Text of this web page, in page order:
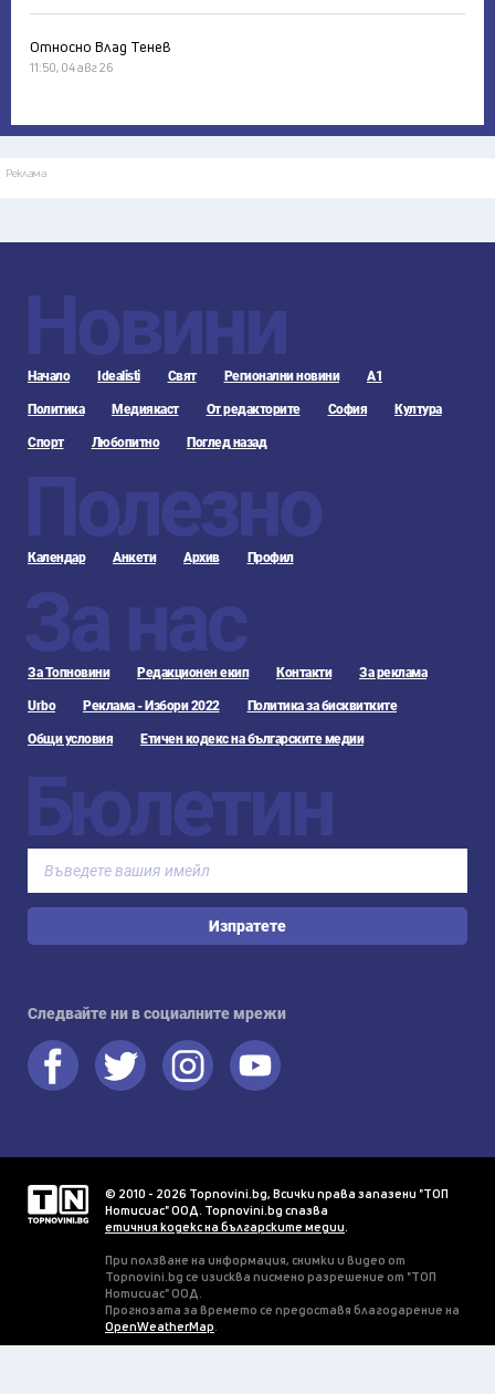
Относно Влад Тенев
11:50, 04 авг 26
Реклама
Новини
Начало Idealisti Свят Регионални новини А1
Политика Медиякаст От редакторите София Култура
Спорт Любопитно Поглед назад
Полезно
Календар Анкети Архив Профил
За нас
За Топновини Редакционен екип Контакти За реклама
Urbo Реклама - Избори 2022 Политика за бисквитките
Общи условия Етичен кодекс на българските медии
Бюлетин
Изпратете
Следвайте ни в социалните мрежи
© 2010 - 2026 Topnovini.bg, Всички права запазени "ТОП
Нотисиас" ООД. Topnovini.bg спазва
етичния кодекс на българските медии
При ползване на информация, снимки и видео от
Topnovini.bg се изисква писмено разрешение от "ТОП
Нотисиас" ООД.
Прогнозата за времето се предоставя благодарение на
OpenWeatherMap